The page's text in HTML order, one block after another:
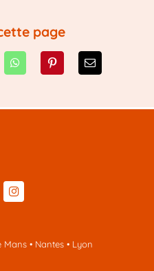
page
Mans• Nantes• Lyon